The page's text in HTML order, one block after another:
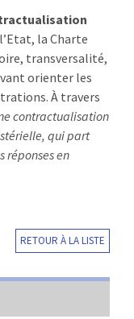
la Charte
transversalité,
orienter les
À travers
contractualisation
qui part
réponses en
RETOUR À LA LISTE